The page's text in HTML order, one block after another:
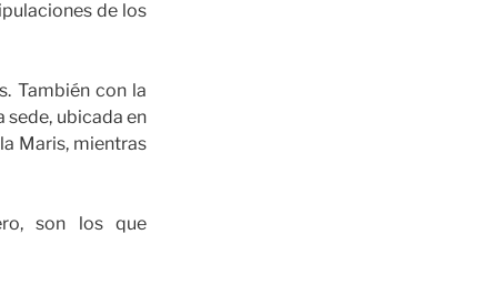
de los
También con la
ubicada en
Maris, mientras
son los que